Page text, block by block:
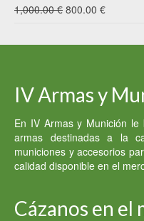
1,000.00€ El
1,000.00 €.
800.00 €El
800.00
IV Armas y
En IV Armas y Munición
armas destinadas a la
municiones y accesorios
calidad disponible en el
Cázanos en el